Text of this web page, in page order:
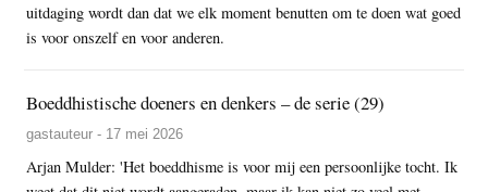
uitdaging wordt dan dat we elk moment benutten om te doen wat goed
is voor onszelf en voor anderen.
Boeddhistische doeners en denkers – de serie (29)
gastauteur - 17 mei 2026
Arjan Mulder: 'Het boeddhisme is voor mij een persoonlijke tocht. Ik